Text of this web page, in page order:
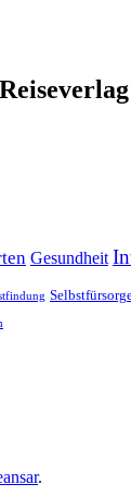
Gesundheit
.